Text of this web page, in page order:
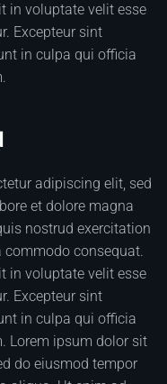
in voluptate velit esse
Excepteur sint
in culpa qui officia
adipiscing elit, sed
et dolore magna
nostrud exercitation
consequat.
in voluptate velit esse
Excepteur sint
in culpa qui officia
Lorem ipsum dolor sit
do eiusmod tempor